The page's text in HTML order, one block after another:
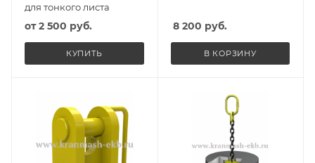
для тонкого листа
от2 500 руб.
КУПИТЬ
8 200 руб.
В КОРЗИНУ